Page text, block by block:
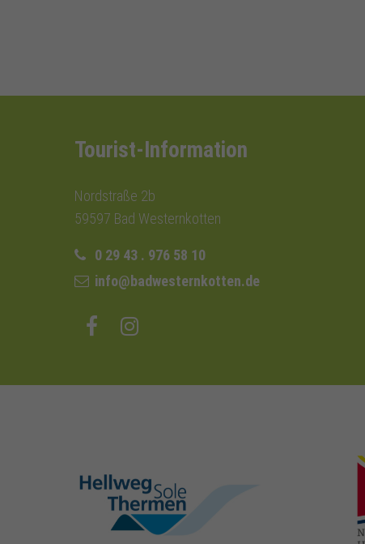
Tourist-Information
Nordstraße 2b
59597 Bad Westernkotten
0 29 43 . 976 58 10
info@badwesternkotten.de
hellweg-sole-
thermen.de